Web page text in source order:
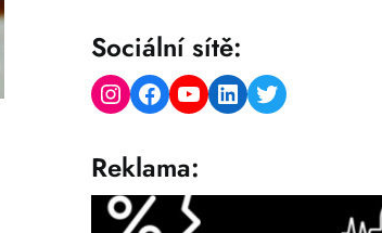
Sociální sítě:
Instagram Facebook YouTube LinkedIn Twitter
Reklama: